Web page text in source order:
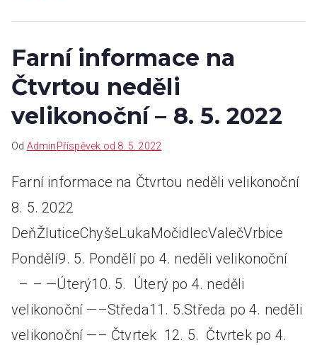
Farní informace na
Čtvrtou neděli
velikonoční – 8. 5. 2022
Od AdminPříspěvek od 8. 5. 2022
Farní informace na Čtvrtou neděli velikonoční
8. 5. 2022
DeňŽluticeChyšeLukaMočidlecValečVrbice
Pondělí9. 5. Pondělí po 4. neděli velikonoční
– – —Úterý10. 5. Úterý po 4. neděli
velikonoční —–Středa11. 5.Středa po 4. neděli
velikonoční —– Čtvrtek 12. 5. Čtvrtek po 4.